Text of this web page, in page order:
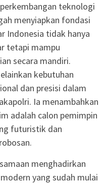
teknologi
menyiapkan fondasi
Indonesia tidak hanya
tetapi mampu
secara mandiri.
kebutuhan
dan presisi dalam
Ia menambahkan
adalah calon pemimpin
futuristik dan
menghadirkan
yang sudah mulai